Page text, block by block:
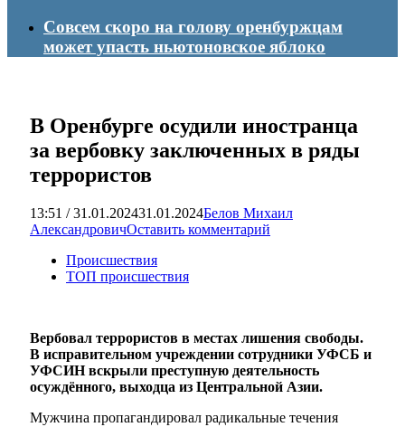
Совсем скоро на голову оренбуржцам
может упасть ньютоновское яблоко
В Оренбурге осудили иностранца
за вербовку заключенных в ряды
террористов
13:51 / 31.01.202431.01.2024Белов Михаил
АлександровичОставить комментарий
Происшествия
ТОП происшествия
Вербовал террористов в местах лишения свободы.
В исправительном учреждении сотрудники УФСБ и
УФСИН вскрыли преступную деятельность
осуждённого, выходца из Центральной Азии.
Мужчина пропагандировал радикальные течения